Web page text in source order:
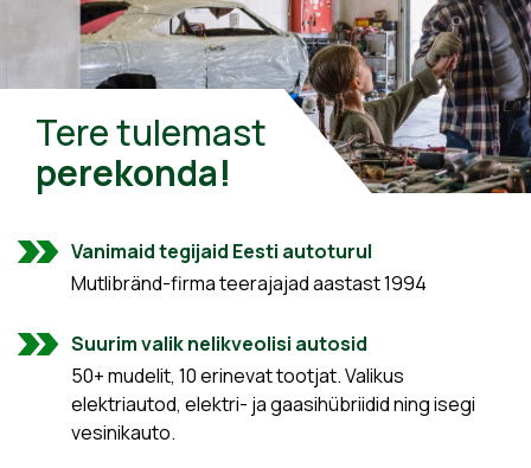
Tere tulemast
perekonda!
Vanimaid tegijaid Eesti autoturul
Mutlibränd-firma teerajajad aastast 1994
Suurim valik nelikveolisi autosid
50+ mudelit, 10 erinevat tootjat. Valikus
elektriautod, elektri- ja gaasihübriidid ning isegi
vesinikauto.